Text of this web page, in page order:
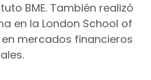
BME. También realizó
en la London School of
mercados financieros